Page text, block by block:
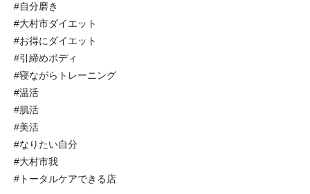
#自分磨き
#大村市ダイエット
#お得にダイエット
#引締めボディ
#寝ながらトレーニング
#温活
#肌活
#美活
#なりたい自分
#大村市我
#トータルケアできる店